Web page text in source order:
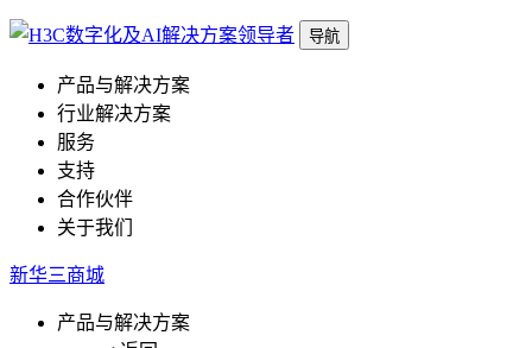
导航
产品与解决方案
行业解决方案
服务
支持
合作伙伴
关于我们
新华三商城
产品与解决方案